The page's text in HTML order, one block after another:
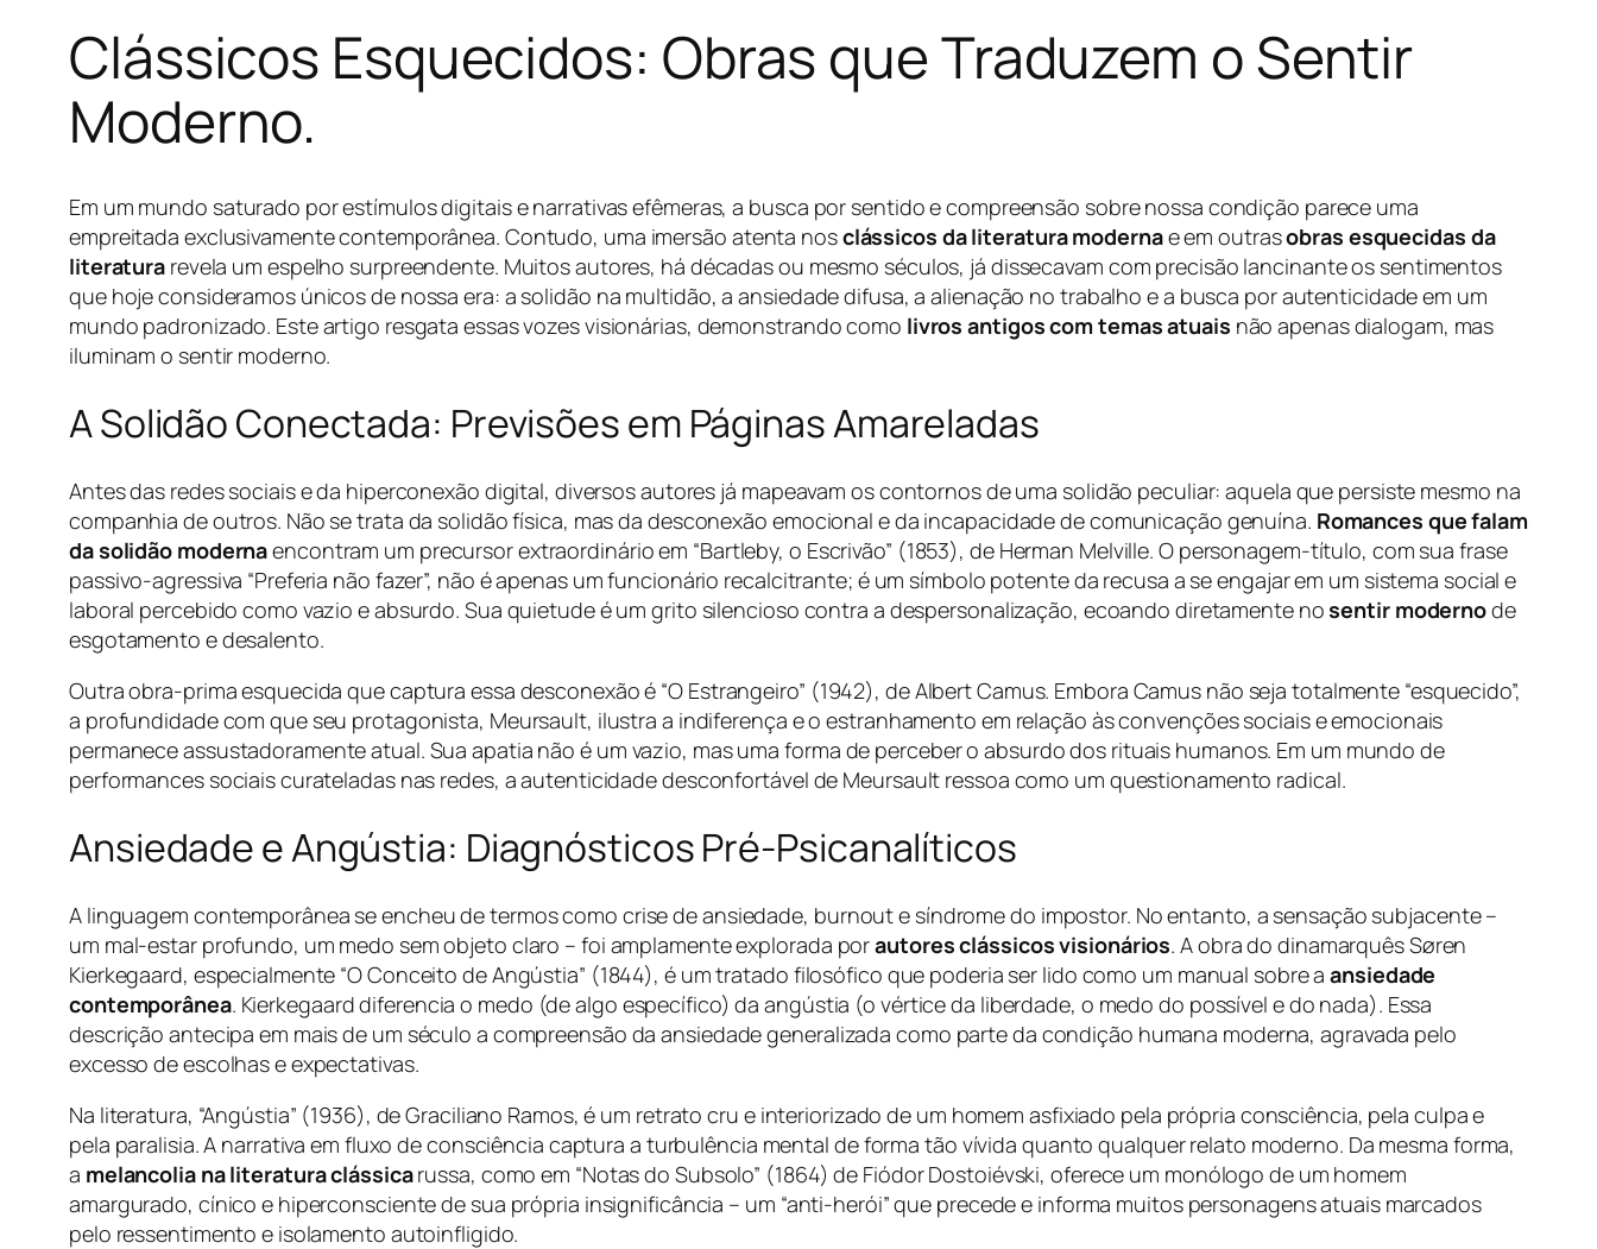
Clássicos Esquecidos: Obras que Traduzem o Sentir
Moderno.
Em um mundo saturado por estímulos digitais e narrativas efêmeras, a busca por sentido e compreensão sobre nossa condição parece uma
empreitada exclusivamente contemporânea. Contudo, uma imersão atenta nosclássicos da literatura modernae em outrasobras esquecidas da
literatura revela um espelho surpreendente. Muitos autores, há décadas ou mesmo séculos, já dissecavam com precisão lancinante os sentimentos
que hoje consideramos únicos de nossa era: a solidão na multidão, a ansiedade difusa, a alienação no trabalho e a busca por autenticidade em um
mundo padronizado. Este artigo resgata essas vozes visionárias, demonstrando como livros antigos com temas atuais não apenas dialogam, mas
iluminam o sentir moderno.
A Solidão Conectada: Previsões em Páginas Amareladas
Antes das redes sociais e da hiperconexão digital, diversos autores já mapeavam os contornos de uma solidão peculiar: aquela que persiste mesmo na
companhia de outros. Não se trata da solidão física, mas da desconexão emocional e da incapacidade de comunicação genuína. Romances que falam
da solidão modernaencontram um precursor extraordinário em “Bartleby, o Escrivão” (1853), de Herman Melville. O personagem-título, com sua frase
passivo-agressiva “Preferia não fazer”, não é apenas um funcionário recalcitrante; é um símbolo potente da recusa a se engajar em um sistema social e
laboral percebido como vazio e absurdo. Sua quietude é um grito silencioso contra a despersonalização, ecoando diretamente nosentir modernode
esgotamento e desalento.
Outra obra-prima esquecida que captura essa desconexão é “O Estrangeiro” (1942), de Albert Camus. Embora Camus não seja totalmente “esquecido”,
a profundidade com que seu protagonista, Meursault, ilustra a indiferença e o estranhamento em relação às convenções sociais e emocionais
permanece assustadoramente atual. Sua apatia não é um vazio, mas uma forma de perceber o absurdo dos rituais humanos. Em um mundo de
performances sociais curateladas nas redes, a autenticidade desconfortável de Meursault ressoa como um questionamento radical.
Ansiedade e Angústia: Diagnósticos Pré-Psicanalíticos
A linguagem contemporânea se encheu de termos como crise de ansiedade, burnout e síndrome do impostor. No entanto, a sensação subjacente –
um mal-estar profundo, um medo sem objeto claro – foi amplamente explorada porautores clássicos visionários. A obra do dinamarquês Søren
Kierkegaard, especialmente “O Conceito de Angústia” (1844), é um tratado filosófico que poderia ser lido como um manual sobre aansiedade
contemporânea. Kierkegaard diferencia o medo (de algo específico) da angústia (o vértice da liberdade, o medo do possível e do nada). Essa
descrição antecipa em mais de um século a compreensão da ansiedade generalizada como parte da condição humana moderna, agravada pelo
excesso de escolhas e expectativas.
Na literatura, “Angústia” (1936), de Graciliano Ramos, é um retrato cru e interiorizado de um homem asfixiado pela própria consciência, pela culpa e
pela paralisia. A narrativa em fluxo de consciência captura a turbulência mental de forma tão vívida quanto qualquer relato moderno. Da mesma forma,
a melancolia na literatura clássicarussa, como em “Notas do Subsolo” (1864) de Fiódor Dostoiévski, oferece um monólogo de um homem
amargurado, cínico e hiperconsciente de sua própria insignificância – um “anti-herói” que precede e informa muitos personagens atuais marcados
pelo ressentimento e isolamento autoinfligido.